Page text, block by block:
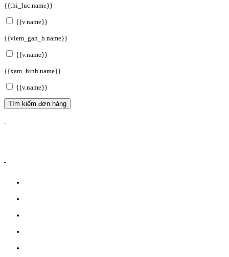
{{thi_luc.name}}
{{v.name}}
{{viem_gan_b.name}}
{{v.name}}
{{xam_hinh.name}}
{{v.name}}
Tìm kiếm đơn hàng